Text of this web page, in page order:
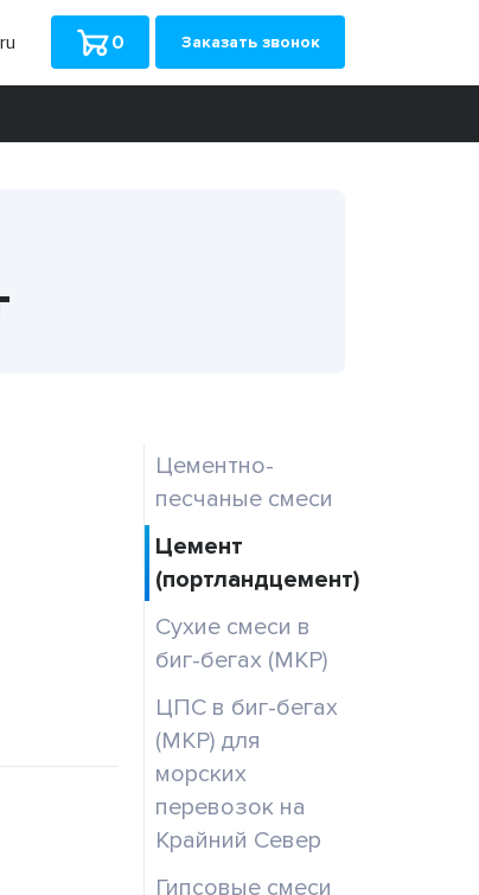
0 Заказать звонок
Цементно-
песчаные смеси
Цемент
(портландцемент)
Сухие смеси в
биг-бегах (МКР)
ЦПС в биг-бегах
(МКР) для
морских
перевозок на
Крайний Север
Гипсовые смеси